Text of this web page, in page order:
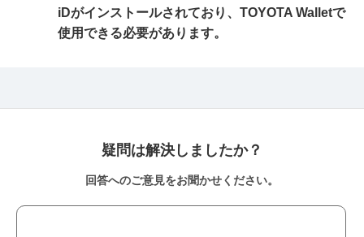
iDがインストールされており、TOYOTA Walletで
使用できる必要があります。
疑問は解決しましたか？
回答へのご意見をお聞かせください。